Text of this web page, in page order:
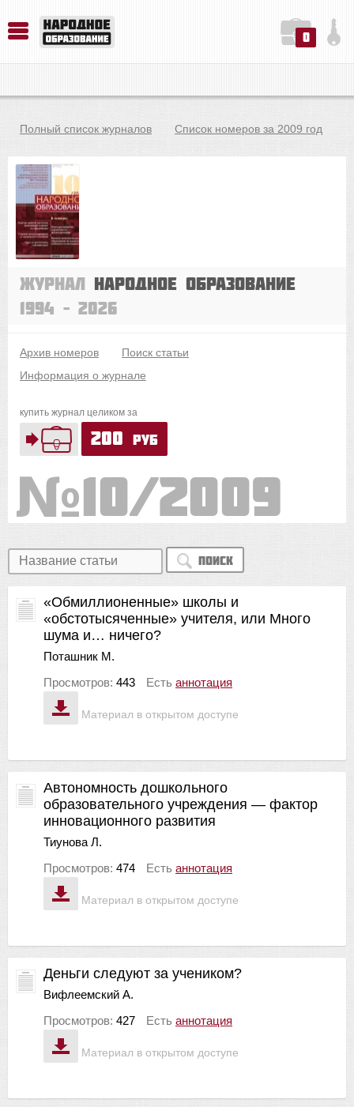
0
Полный список журналов Список номеров за 2009 год
Журнал Народное образование
1994 – 2026
Архив номеров
Поиск статьи
Информация о журнале
купить журнал целиком за
200 руб
10/2009
Поиск
Материал в открытом доступе
«Обмиллионенные» школы и
«обстотысяченные» учителя, или Много
шума и… ничего?
Поташник М.
Просмотров: 443 Есть аннотация
Материал в открытом доступе
Автономность дошкольного
образовательного учреждения — фактор
инновационного развития
Тиунова Л.
Просмотров: 474 Есть аннотация
Материал в открытом доступе
Деньги следуют за учеником?
Вифлеемский А.
Просмотров: 427 Есть аннотация